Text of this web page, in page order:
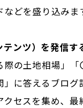
どを盛り込み
ンツ）を発信す
際の土地相場」
に答えるブロ
セスを集め、最